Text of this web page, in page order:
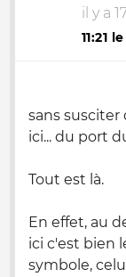
il y a
11:21
sans susciter
ici... du port
Tout est là.
En effet, au
ici c'est bien
symbole,